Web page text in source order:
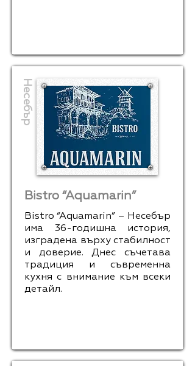
Несебър
Bistro “Aquamarin”
Bistro “Aquamarin” – Несебър
има 36-годишна история,
изградена върху стабилност
и доверие. Днес съчетава
традиция и съвременна
кухня с внимание към всеки
детайл.